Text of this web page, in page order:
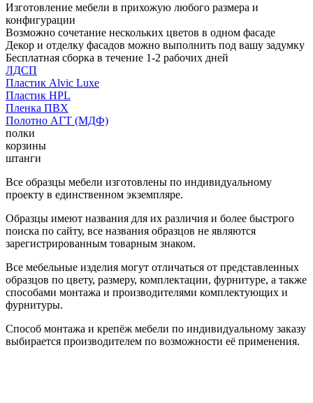
Изготовление мебели в прихожую любого размера и
конфигурации
Возможно сочетание нескольких цветов в одном фасаде
Декор и отделку фасадов можно выполнить под вашу задумку
Бесплатная сборка в течение 1-2 рабочих дней
ЛДСП
Пластик Alvic Luxe
Пластик HPL
Пленка ПВХ
Полотно АГТ (МДФ)
полки
корзины
штанги
Все образцы мебели изготовлены по индивидуальному
проекту в единственном экземпляре.
Образцы имеют названия для их различия и более быстрого
поиска по сайту, все названия образцов не являются
зарегистрированным товарным знаком.
Все мебельные изделия могут отличаться от представленных
образцов по цвету, размеру, комплектации, фурнитуре, а также
способами монтажа и производителями комплектующих и
фурнитуры.
Способ монтажа и крепёж мебели по индивидуальному заказу
выбирается производителем по возможности её применения.